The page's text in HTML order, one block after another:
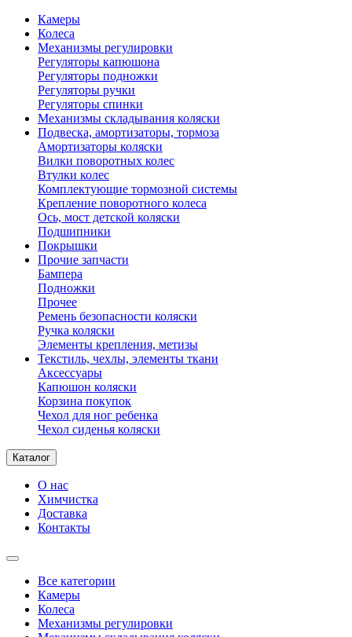
Камеры
Колеса
Механизмы регулировки
Регуляторы капюшона
Регуляторы подножки
Регуляторы ручки
Регуляторы спинки
Механизмы складывания коляски
Подвеска, амортизаторы, тормоза
Амортизаторы коляски
Вилки поворотных колес
Втулки колес
Комплектующие тормозной системы
Крепление поворотного колеса
Ось, мост детской коляски
Подшипники
Покрышки
Прочие запчасти
Бампера
Подножки
Прочее
Ремень безопасности коляски
Ручка коляски
Элементы крепления, метизы
Текстиль, чехлы, элементы ткани
Аксессуары
Капюшон коляски
Корзина покупок
Чехол для ног ребенка
Чехол сиденья коляски
Каталог
О нас
Химчистка
Доставка
Контакты
Все категории
Камеры
Колеса
Механизмы регулировки